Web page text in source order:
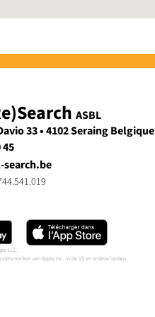
ASBL
33 • 4102 Seraing Belgique
45
LLC.
van Apple Inc. in de VS en andere landen.